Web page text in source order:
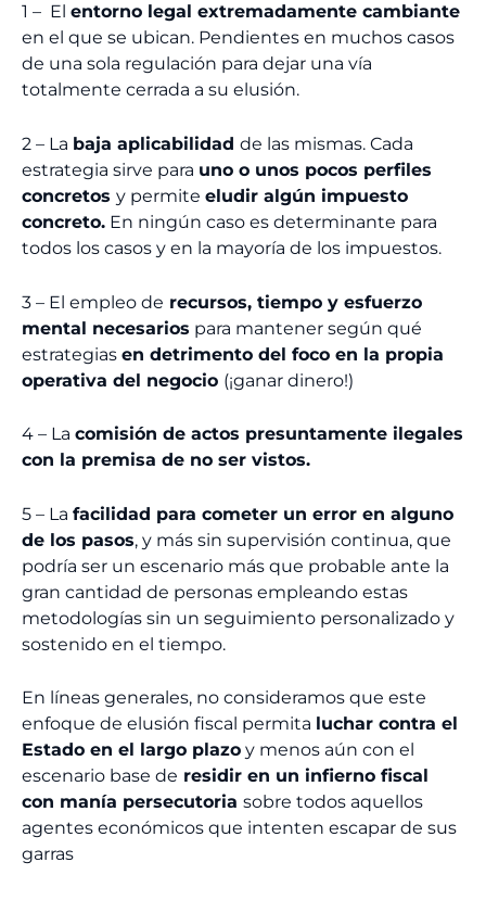
1 – El entorno legal extremadamente cambiante
en el que se ubican. Pendientes en muchos casos
de una sola regulación para dejar una vía
totalmente cerrada a su elusión.
2 – La baja aplicabilidad de las mismas. Cada
estrategia sirve para uno o unos pocos perfiles
concretos y permite eludir algún impuesto
concreto. En ningún caso es determinante para
todos los casos y en la mayoría de los impuestos.
3 – El empleo de recursos, tiempo y esfuerzo
mental necesarios para mantener según qué
estrategias en detrimento del foco en la propia
operativa del negocio (¡ganar dinero!)
4 – La comisión de actos presuntamente ilegales
con la premisa de no ser vistos.
5 – La facilidad para cometer un error en alguno
de los pasos, y más sin supervisión continua, que
podría ser un escenario más que probable ante la
gran cantidad de personas empleando estas
metodologías sin un seguimiento personalizado y
sostenido en el tiempo.
En líneas generales, no consideramos que este
enfoque de elusión fiscal permita luchar contra el
Estado en el largo plazo y menos aún con el
escenario base de residir en un infierno fiscal
con manía persecutoria sobre todos aquellos
agentes económicos que intenten escapar de sus
garras